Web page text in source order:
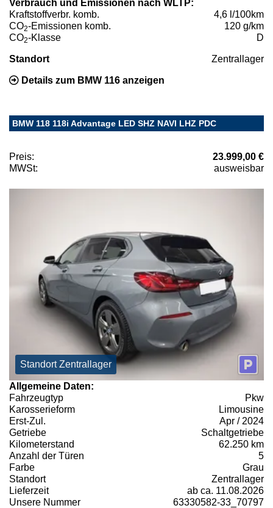
Verbrauch und Emissionen nach WLTP:
Kraftstoffverbr. komb.
4,6 l/100km
CO2-Emissionen komb.
120 g/km
CO2-Klasse D
Standort Zentrallager
Details zum BMW 116 anzeigen
BMW 118 118i Advantage LED SHZ NAVI LHZ PDC
Preis:
23.999,00 €
MWSt:
ausweisbar
Standort Zentrallager
Allgemeine Daten:
Fahrzeugtyp
Pkw
Karosserieform
Limousine
Erst-Zul.
Apr / 2024
Getriebe
Schaltgetriebe
Kilometerstand
62.250 km
Anzahl der Türen
5
Farbe
Grau
Standort
Zentrallager
Lieferzeit
ab ca. 11.08.2026
Unsere Nummer
63330582-33_70797